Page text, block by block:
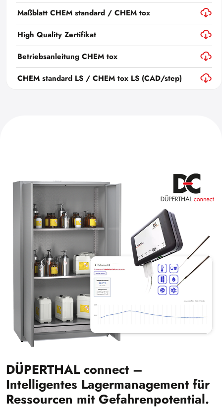
Maßblatt CHEM standard / CHEM tox
High Quality Zertifikat
Betriebsanleitung CHEM tox
CHEM standard LS / CHEM tox LS (CAD/step)
DÜPERTHAL connect –
Intelligentes Lagermanagement für
Ressourcen mit Gefahrenpotential.